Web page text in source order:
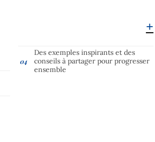
Des exemples inspirants et des
conseils à partager pour progresser
ensemble